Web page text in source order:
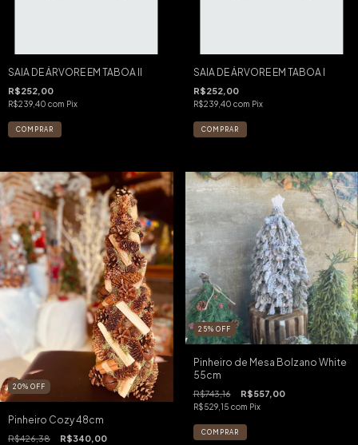
SAIA DE ÁRVORE EM TABOA II
R$252,00
R$239,40 com Pix
SAIA DE ÁRVORE EM TABOA I
R$252,00
R$239,40 com Pix
20% OFF
Pinheiro Cozy 48cm
R$426,38 R$340,00
25% OFF
Pinheiro de Mesa Bolzano White
55cm
R$743,16 R$557,00
R$529,15 com Pix